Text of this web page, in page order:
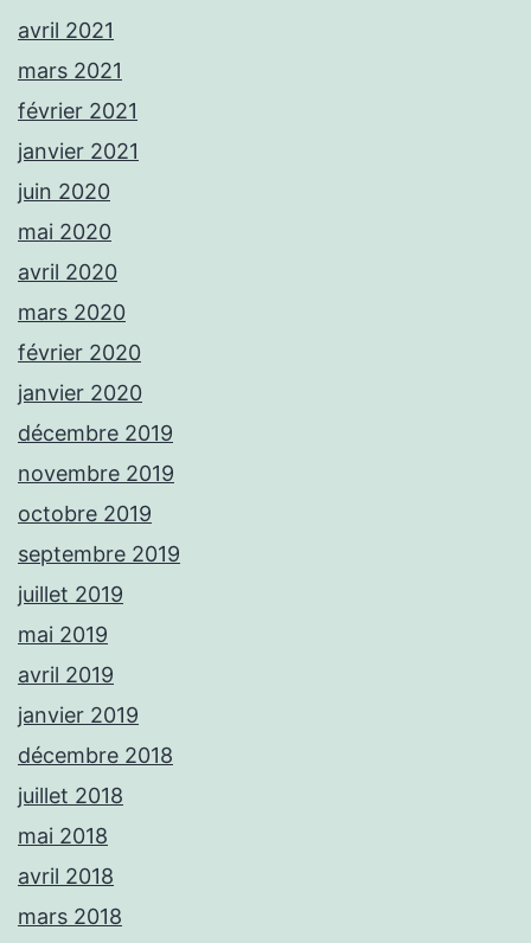
avril 2021
mars 2021
février 2021
janvier 2021
juin 2020
mai 2020
avril 2020
mars 2020
février 2020
janvier 2020
décembre 2019
novembre 2019
octobre 2019
septembre 2019
juillet 2019
mai 2019
avril 2019
janvier 2019
décembre 2018
juillet 2018
mai 2018
avril 2018
mars 2018